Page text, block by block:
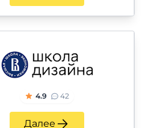
4.9 42
Далее